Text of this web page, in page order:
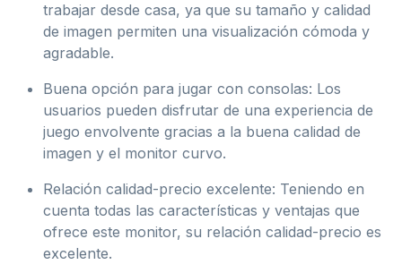
trabajar desde casa, ya que su tamaño y calidad
de imagen permiten una visualización cómoda y
agradable.
Buena opción para jugar con consolas: Los
usuarios pueden disfrutar de una experiencia de
juego envolvente gracias a la buena calidad de
imagen y el monitor curvo.
Relación calidad-precio excelente: Teniendo en
cuenta todas las características y ventajas que
ofrece este monitor, su relación calidad-precio es
excelente.